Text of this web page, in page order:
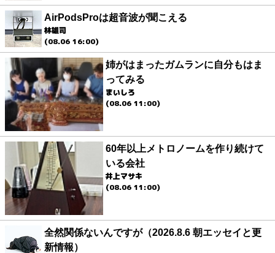
AirPodsProは超音波が聞こえる
林雄司
(08.06 16:00)
姉がはまったガムランに自分もはま
ってみる
まいしろ
(08.06 11:00)
60年以上メトロノームを作り続けて
いる会社
井上マサキ
(08.06 11:00)
全然関係ないんですが（2026.8.6 朝エッセイと更
新情報）